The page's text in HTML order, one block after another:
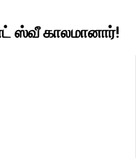
ஸ்வீ காலமானார்!